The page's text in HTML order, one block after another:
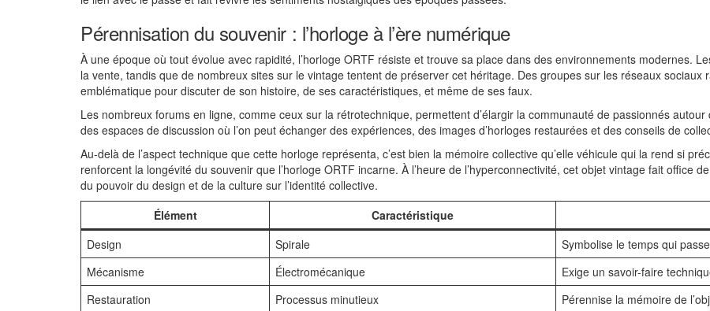
Pérennisation du souvenir : l’horloge à l’ère numérique
À une époque où tout évolue avec rapidité, l’horloge ORTF résiste et trouve sa place dans des environnements modernes.
la vente, tandis que de nombreux sites sur le vintage tentent de préserver cet héritage. Des groupes sur les réseaux
emblématique pour discuter de son histoire, de ses caractéristiques, et même de ses faux.
Les nombreux forums en ligne, comme ceux sur la rétrotechnique, permettent d’élargir la communauté de passionnés
des espaces de discussion où l’on peut échanger des expériences, des images d’horloges restaurées et des conseils de
Au-delà de l’aspect technique que cette horloge représenta, c’est bien la mémoire collective qu’elle véhicule qui la rend si
renforcent la longévité du souvenir que l’horloge ORTF incarne. À l’heure de l’hyperconnectivité, cet objet vintage fait office
du pouvoir du design et de la culture sur l’identité collective.
Élément
Caractéristique
Design
Spirale
Symbolise le temps qui passe
Mécanisme
Électromécanique
Exige un savoir-faire
Restauration
Processus minutieux Pérennise la mémoire de